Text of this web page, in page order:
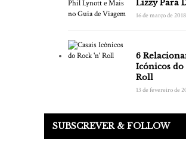
Lizzy Para
16 de março de 2018
6
Icónicos do
Roll
13 de fevereiro de
SUBSCREVER & FOLLOW